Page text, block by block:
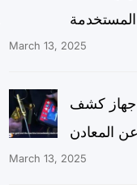
المستخدمة
March 13, 2025
كشف
المعادن
March 13, 2025